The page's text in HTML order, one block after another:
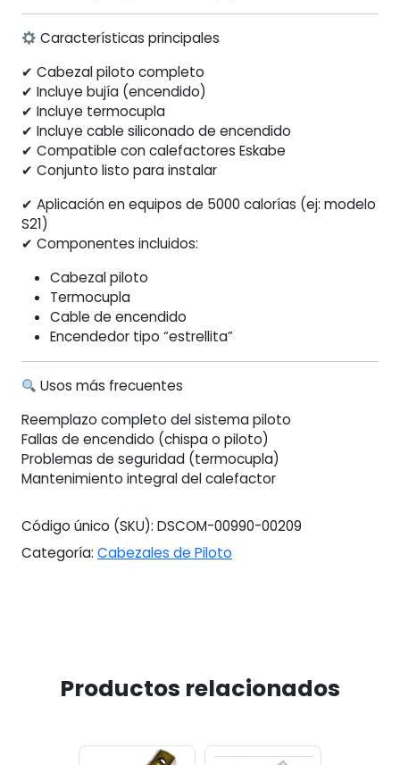
Características principales
✔ Cabezal piloto completo
✔ Incluye bujía (encendido)
✔ Incluye termocupla
✔ Incluye cable siliconado de encendido
✔ Compatible con calefactores Eskabe
✔ Conjunto listo para instalar
✔ Aplicación en equipos de 5000 calorías (ej: modelo
S21)
✔ Componentes incluidos:
Cabezal piloto
Termocupla
Cable de encendido
Encendedor tipo “estrellita”
Usos más frecuentes
Reemplazo completo del sistema piloto
Fallas de encendido (chispa o piloto)
Problemas de seguridad (termocupla)
Mantenimiento integral del calefactor
Código único (SKU): DSCOM-00990-00209
Categoría: Cabezales de Piloto
Productos relacionados